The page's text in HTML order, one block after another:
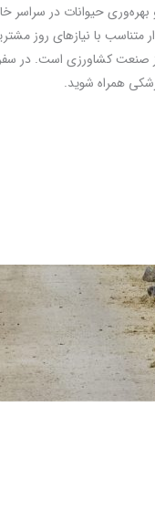
حیوانات در سراسر
متناسب با نیازهای روز
صنعت کشاورزی است. در
همراه شوید.